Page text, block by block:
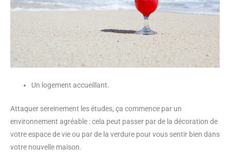
Un logement accueillant.
Attaquer sereinement les études, ça commence par un
environnement agréable : cela peut passer par de la décoration de
votre espace de vie ou par de la verdure pour vous sentir bien dans
votre nouvelle maison.